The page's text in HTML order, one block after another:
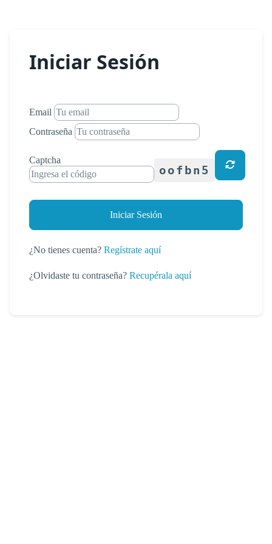
Iniciar Sesión
Email
Contraseña
Captcha
oofbn5
Iniciar Sesión
¿No tienes cuenta? Regístrate aquí
¿Olvidaste tu contraseña? Recupérala aquí